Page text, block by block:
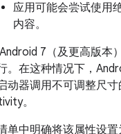
应用可能会尝试使用
内容。
7（及更高版本
。在这种情况下，
动器调用不可调整尺
。
单中明确将该属性设置